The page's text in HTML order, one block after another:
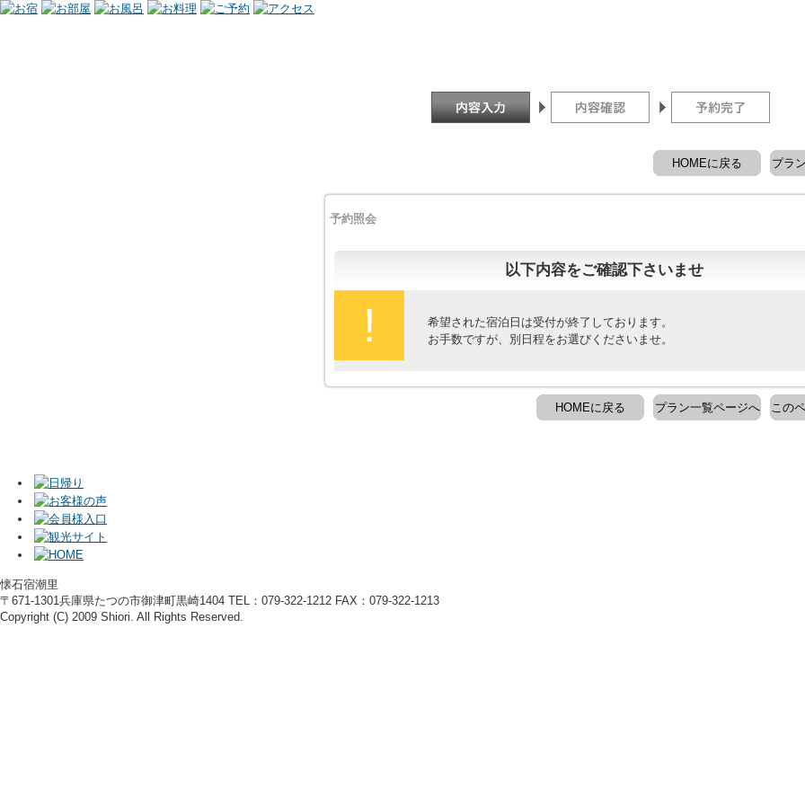
プラ
HOMEに戻る
予約照会
以下内容をご確認下さいませ
!
希望された宿泊日は受付が終了しております。
お手数ですが、別日程をお選びくださいませ。
この
プラン一覧ページへ
HOMEに戻る
懐石宿潮里
〒671-1301兵庫県たつの市御津町黒崎1404 TEL：079-322-1212 FAX：079-322-1213
Copyright (C) 2009 Shiori. All Rights Reserved.